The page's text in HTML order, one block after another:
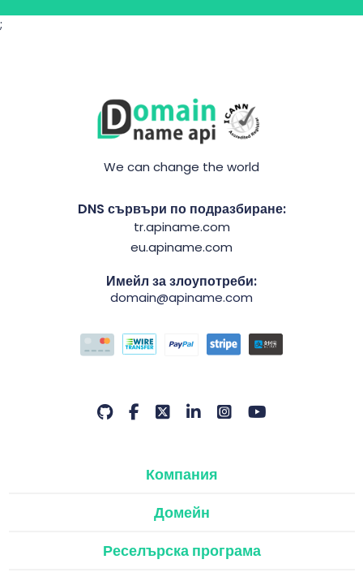
;
We can change the world
DNS сървъри по подразбиране:
tr.apiname.com
eu.apiname.com
Имейл за злоупотреби:
domain@apiname.com
Компания
Домейн
Реселърска програма